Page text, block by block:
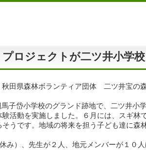
プロジェクトが二ツ井小学
秋田県森林ボランティア団体 二ツ井宝の
子岱小学校のグランド跡地で、二ツ井小
活動を実施しました。６月には、スギ林
うです。地域の将来を担う子ども達に森
み）、先生が２人、地元メンバーが１０